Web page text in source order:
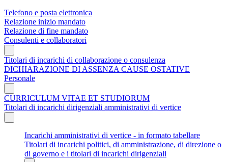
Telefono e posta elettronica
Relazione inizio mandato
Relazione di fine mandato
Consulenti e collaboratori
Titolari di incarichi di collaborazione o consulenza
DICHIARAZIONE DI ASSENZA CAUSE OSTATIVE
Personale
CURRICULUM VITAE ET STUDIORUM
Titolari di incarichi dirigenziali amministrativi di vertice
Incarichi amministrativi di vertice - in formato tabellare
Titolari di incarichi politici, di amministrazione, di direzione o
di governo e i titolari di incarichi dirigenziali